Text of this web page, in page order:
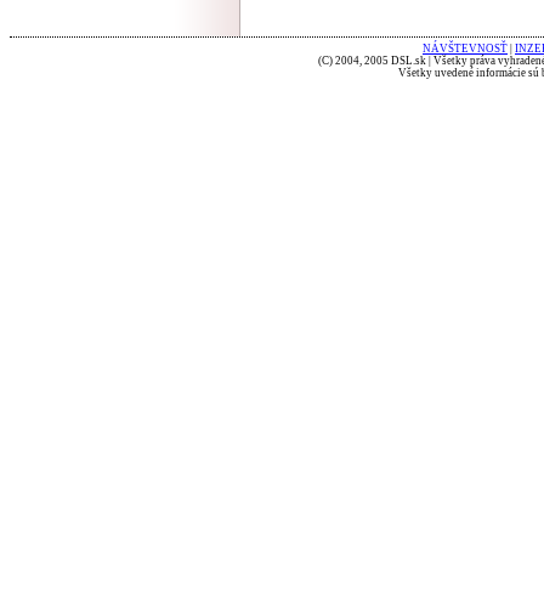
NÁVŠTEVNOSŤ
(C) 2004, 2005 DSL.sk | Všetky práva
Všetky uvedené informácie sú